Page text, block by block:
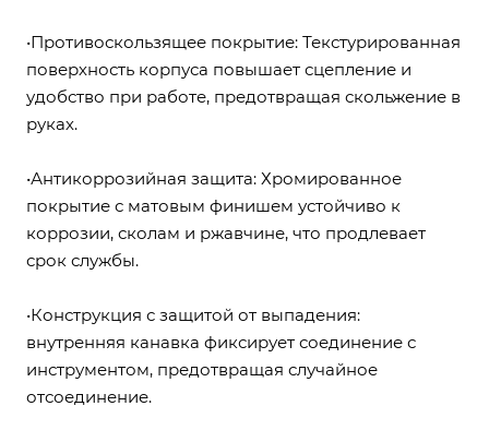
•Противоскользящее покрытие: Текстурированная
поверхность корпуса повышает сцепление и
удобство при работе, предотвращая скольжение в
руках.
•Антикоррозийная защита: Хромированное
покрытие с матовым финишем устойчиво к
коррозии, сколам и ржавчине, что продлевает
срок службы.
•Конструкция с защитой от выпадения:
внутренняя канавка фиксирует соединение с
инструментом, предотвращая случайное
отсоединение.